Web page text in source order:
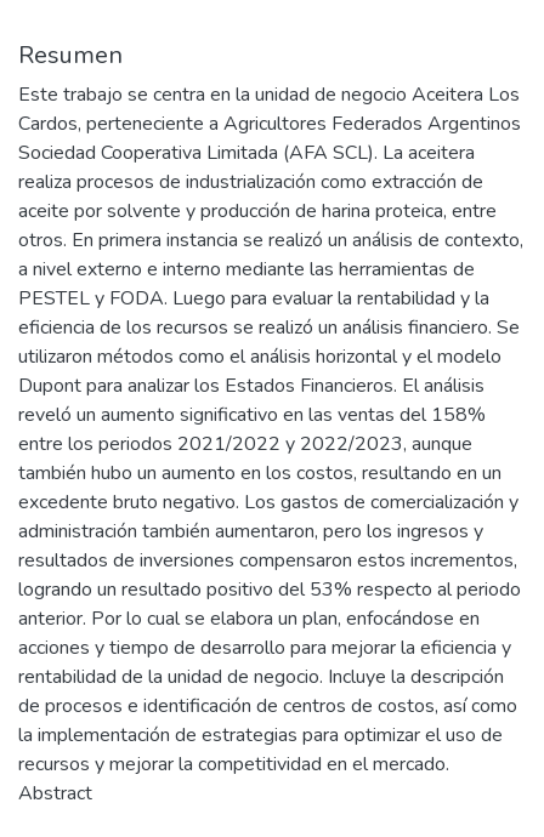
Resumen
Este trabajo se centra en la unidad de negocio Aceitera Los
Cardos, perteneciente a Agricultores Federados Argentinos
Sociedad Cooperativa Limitada (AFA SCL). La aceitera
realiza procesos de industrialización como extracción de
aceite por solvente y producción de harina proteica, entre
otros. En primera instancia se realizó un análisis de contexto,
a nivel externo e interno mediante las herramientas de
PESTEL y FODA. Luego para evaluar la rentabilidad y la
eficiencia de los recursos se realizó un análisis financiero. Se
utilizaron métodos como el análisis horizontal y el modelo
Dupont para analizar los Estados Financieros. El análisis
reveló un aumento significativo en las ventas del 158%
entre los periodos 2021/2022 y 2022/2023, aunque
también hubo un aumento en los costos, resultando en un
excedente bruto negativo. Los gastos de comercialización y
administración también aumentaron, pero los ingresos y
resultados de inversiones compensaron estos incrementos,
logrando un resultado positivo del 53% respecto al periodo
anterior. Por lo cual se elabora un plan, enfocándose en
acciones y tiempo de desarrollo para mejorar la eficiencia y
rentabilidad de la unidad de negocio. Incluye la descripción
de procesos e identificación de centros de costos, así como
la implementación de estrategias para optimizar el uso de
recursos y mejorar la competitividad en el mercado.
Abstract